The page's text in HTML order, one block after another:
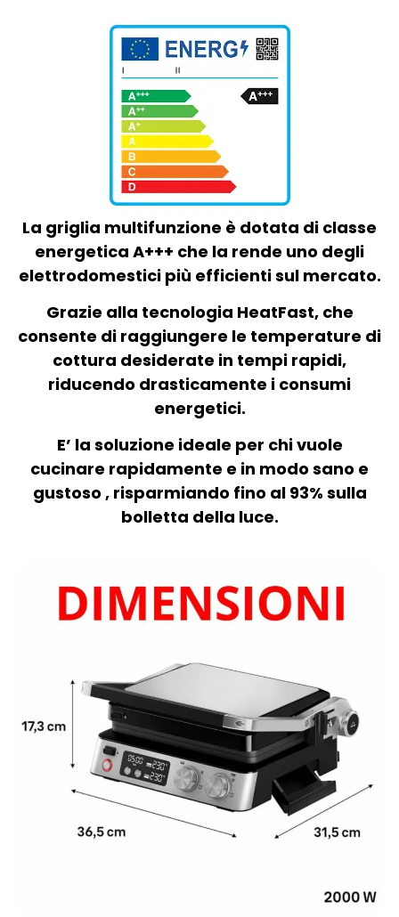
La griglia multifunzione è dotata di classe
energetica A+++ che la rende uno degli
elettrodomestici più efficienti sul mercato.
Grazie alla tecnologia HeatFast, che
consente di raggiungere le temperature di
cottura desiderate in tempi rapidi,
riducendo drasticamente i consumi
energetici.
E’ la soluzione ideale per chi vuole
cucinare rapidamente e in modo sano e
gustoso , risparmiando fino al 93% sulla
bolletta della luce.